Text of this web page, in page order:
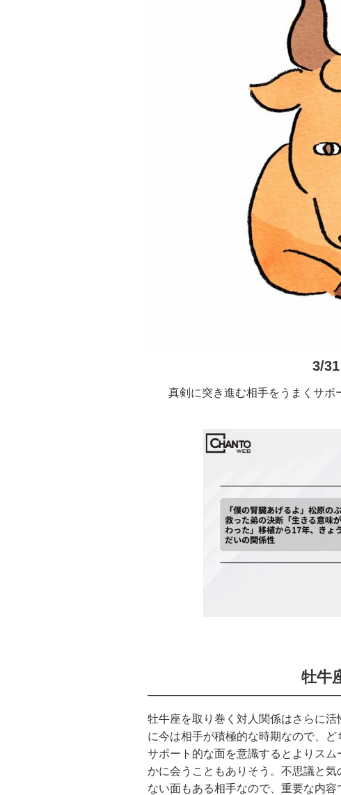
3/
真剣に突き進む相手をうまくサポ
牡牛
牡牛座を取り巻く対人関係はさらに
に今は相手が積極的な時期なので、
サポート的な面を意識するとよりス
かに会うこともありそう。不思議と
ない面もある相手なので、重要な内